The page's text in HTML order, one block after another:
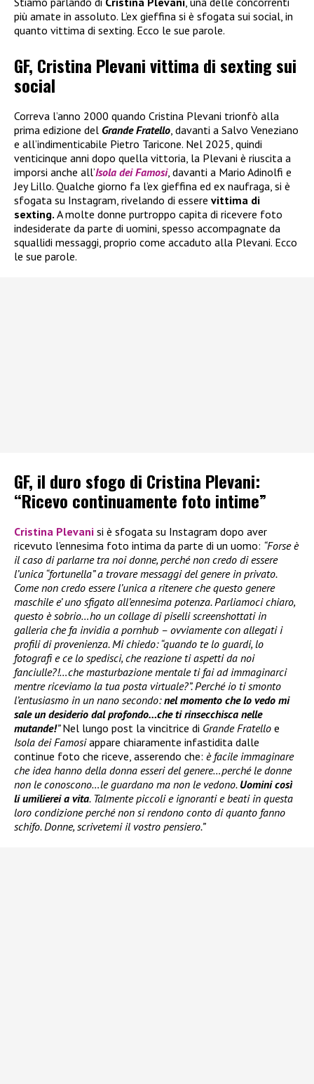
più amate in assoluto. L’ex gieffina si è sfogata sui social, in
quanto vittima di sexting. Ecco le sue parole.
GF, Cristina Plevani vittima di sexting sui
social
Correva l’anno 2000 quando Cristina Plevani trionfò alla
prima edizione del Grande Fratello , davanti a Salvo Veneziano
e all’indimenticabile Pietro Taricone. Nel 2025, quindi
venticinque anni dopo quella vittoria, la Plevani è riuscita a
imporsi anche all’Isola dei Famosi, davanti a Mario Adinolfi e
Jey Lillo. Qualche giorno fa l’ex gieffina ed ex naufraga, si è
sfogata su Instagram, rivelando di essere vittima di
sexting. A molte donne purtroppo capita di ricevere foto
indesiderate da parte di uomini, spesso accompagnate da
squallidi messaggi, proprio come accaduto alla Plevani. Ecco
le sue parole.
GF, il duro sfogo di Cristina Plevani:
“Ricevo continuamente foto intime”
Cristina Plevani si è sfogata su Instagram dopo aver
ricevuto l’ennesima foto intima da parte di un uomo: “Forse è
il caso di parlarne tra noi donne, perché non credo di essere
l’unica “fortunella” a trovare messaggi del genere in privato.
Come non credo essere l’unica a ritenere che questo genere
maschile e’ uno sfigato all’ennesima potenza. Parliamoci chiaro,
questo è sobrio…ho un collage di piselli screenshottati in
galleria che fa invidia a pornhub – ovviamente con allegati i
profili di provenienza. Mi chiedo: “quando te lo guardi, lo
fotografi e ce lo spedisci, che reazione ti aspetti da noi
fanciulle?!…che masturbazione mentale ti fai ad immaginarci
mentre riceviamo la tua posta virtuale?”. Perché io ti smonto
l’entusiasmo in un nano secondo:nel momento che lo vedo mi
sale un desiderio dal profondo…che ti rinsecchisca nelle
mutande!”Nel lungo post la vincitrice di Grande Fratello e
Isola dei Famosiappare chiaramente infastidita dalle
continue foto che riceve, asserendo che: è facile immaginare
che idea hanno della donna esseri del genere…perché le donne
non le conoscono…le guardano ma non le vedono. Uomini così
li umilierei a vita. Talmente piccoli e ignoranti e beati in questa
loro condizione perché non si rendono conto di quanto fanno
schifo. Donne, scrivetemi il vostro pensiero.”